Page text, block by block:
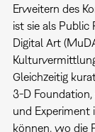
Erweitern des
ist sie als
Digital Art
Gleichzeitig
3-D
und Experiment
können, wo die